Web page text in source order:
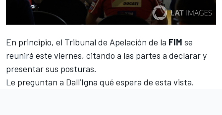
En principio, el Tribunal de Apelación de la FIM se
reunirá este viernes, citando a las partes a declarar y
presentar sus posturas.
Le preguntan a Dall’Igna qué espera de esta vista.